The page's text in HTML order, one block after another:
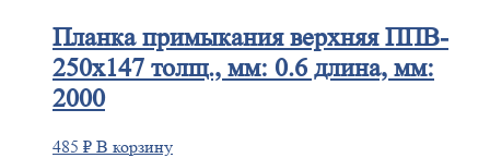
Планкапримыкания верхняя ППВ-
250х147 толщ., мм: 0.6 длина, мм:
2000
485 ₽ В корзину